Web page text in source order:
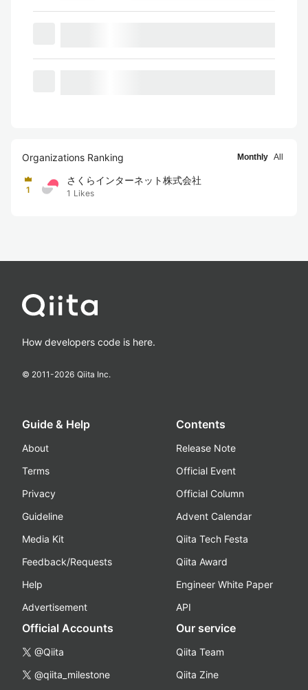
Organizations Ranking Monthly All
1
さくらインターネット株式会社
1 Likes
How developers code is here.
© 2011-2026 Qiita Inc.
Guide & Help
About
Terms
Privacy
Guideline
Media Kit
Feedback/Requests
Help
Advertisement
Contents
Release Note
Official Event
Official Column
Advent Calendar
Qiita Tech Festa
Qiita Award
Engineer White Paper
API
Official Accounts
@Qiita
@qiita_milestone
Our service
Qiita Team
Qiita Zine